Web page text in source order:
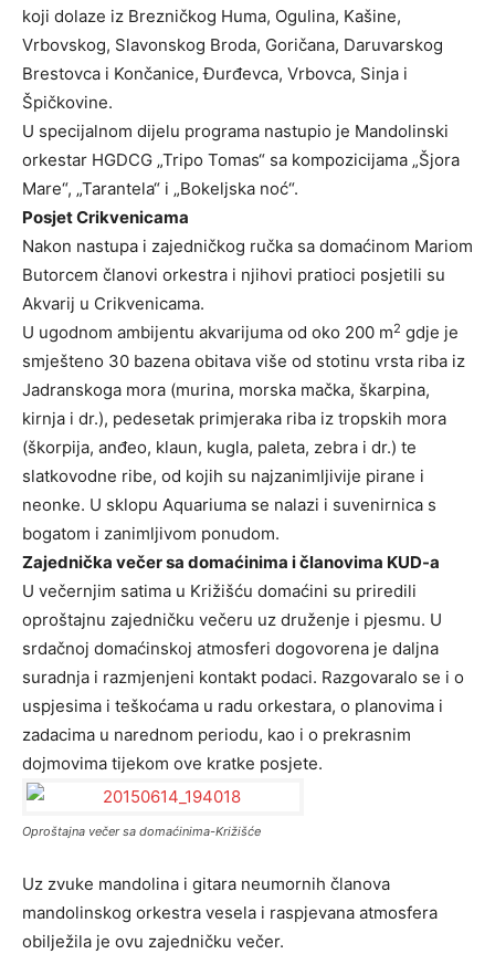
koji dolaze iz Brezničkog Huma, Ogulina, Kašine,
Vrbovskog, Slavonskog Broda, Goričana, Daruvarskog
Brestovca i Končanice, Đurđevca, Vrbovca, Sinja i
Špičkovine.
U specijalnom dijelu programa nastupio je Mandolinski
orkestar HGDCG „Tripo Tomas“ sa kompozicijama „Šjora
Mare“, „Tarantela“ i „Bokeljska noć“.
Posjet Crikvenicama
Nakon nastupa i zajedničkog ručka sa domaćinom Mariom
Butorcem članovi orkestra i njihovi pratioci posjetili su
Akvarij u Crikvenicama.
U ugodnom ambijentu akvarijuma od oko 200 m2 gdje je
smješteno 30 bazena obitava više od stotinu vrsta riba iz
Jadranskoga mora (murina, morska mačka, škarpina,
kirnja i dr.), pedesetak primjeraka riba iz tropskih mora
(škorpija, anđeo, klaun, kugla, paleta, zebra i dr.) te
slatkovodne ribe, od kojih su najzanimljivije pirane i
neonke. U sklopu Aquariuma se nalazi i suvenirnica s
bogatom i zanimljivom ponudom.
Zajednička večer sa domaćinima i članovima KUD-a
U večernjim satima u Križišću domaćini su priredili
oproštajnu zajedničku večeru uz druženje i pjesmu. U
srdačnoj domaćinskoj atmosferi dogovorena je daljna
suradnja i razmjenjeni kontakt podaci. Razgovaralo se i o
uspjesima i teškoćama u radu orkestara, o planovima i
zadacima u narednom periodu, kao i o prekrasnim
dojmovima tijekom ove kratke posjete.
Oproštajna večer sa domaćinima-Križišće
Uz zvuke mandolina i gitara neumornih članova
mandolinskog orkestra vesela i raspjevana atmosfera
obilježila je ovu zajedničku večer.